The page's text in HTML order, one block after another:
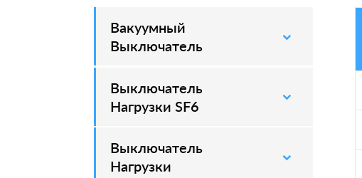
Вакуумный
Выключатель
–
Выключатель
Нагрузки SF6
–
Выключатель
Нагрузки
–